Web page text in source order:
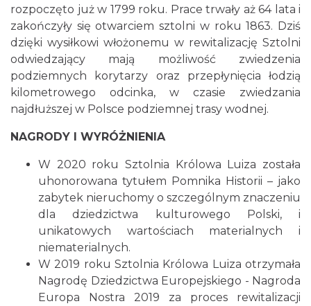
rozpoczęto już w 1799 roku. Prace trwały aż 64 lata i
zakończyły się otwarciem sztolni w roku 1863. Dziś
dzięki wysiłkowi włożonemu w rewitalizację Sztolni
odwiedzający mają możliwość zwiedzenia
podziemnych korytarzy oraz przepłynięcia łodzią
kilometrowego odcinka, w czasie zwiedzania
najdłuższej w Polsce podziemnej trasy wodnej.
NAGRODY I WYRÓŻNIENIA
W 2020 roku Sztolnia Królowa Luiza została
uhonorowana tytułem Pomnika Historii – jako
zabytek nieruchomy o szczególnym znaczeniu
dla dziedzictwa kulturowego Polski, i
unikatowych wartościach materialnych i
niematerialnych.
W 2019 roku Sztolnia Królowa Luiza otrzymała
Nagrodę Dziedzictwa Europejskiego - Nagroda
Europa Nostra 2019 za proces rewitalizacji